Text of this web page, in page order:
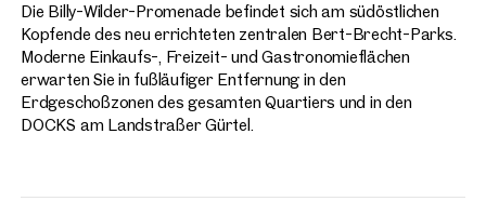
Die Billy-Wilder-Promenade befindet sich am südöstlichen
Kopfende des neu errichteten zentralen Bert-Brecht-Parks.
Moderne Einkaufs-, Freizeit- und Gastronomieflächen
erwarten Sie in fußläufiger Entfernung in den
Erdgeschoßzonen des gesamten Quartiers und in den
DOCKS am Landstraßer Gürtel.